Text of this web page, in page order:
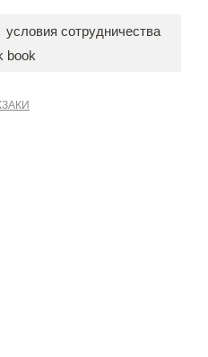
условия сотрудничества
book